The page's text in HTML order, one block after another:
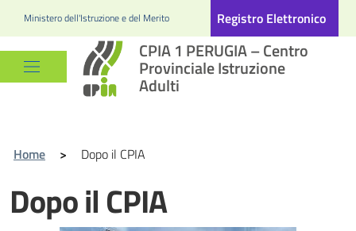
Ministero dell'Istruzione e del Merito Registro Elettronico
CPIA 1 PERUGIA – Centro
Provinciale Istruzione
Adulti
Home > Dopo il CPIA
Dopo il CPIA